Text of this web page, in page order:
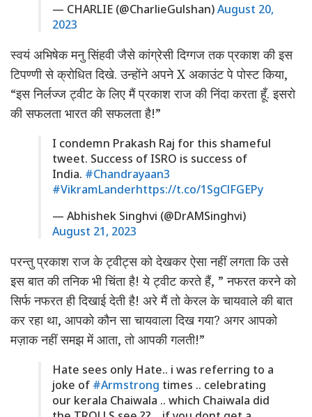
— CHARLIE (@CharlieGulshan)August 20,
2023
स्वयं अभिषेक मनु सिंहवी जैसे कांग्रेसी दिग्गज तक प्रकाश की इस
टिपण्णी से क्रोधित दिखे. उन्होंने अपने X अकाउंट पे पोस्ट किया,
“इस निर्लज्ज ट्वीट के लिए मैं प्रकाश राज की निंदा करता हूँ. इसरो
की सफलता भारत की सफलता है!”
I condemn Prakash Raj for this shameful
tweet. Success of ISRO is success of
India. #Chandrayaan3
#VikramLanderhttps://t.co/1SgClFGEPy
— Abhishek Singhvi (@DrAMSinghvi)
August 21, 2023
परन्तु प्रकाश राज के ट्वीट्स को देखकर ऐसा नहीं लगता कि उसे
इस बात की तनिक भी चिंता है! ये ट्वीट करते हैं, ” नफरत करने को
सिर्फ नफरत ही दिखाई देती है! अरे मैं तो केरल के चायवाले की बात
कर रहा था, आपको कौन सा चायवाला दिख गया? अगर आपको
मज़ाक नहीं समझ में आता, तो आपकी गलती!”
Hate sees only Hate.. i was referring to a
joke of #Armstrong times .. celebrating
our kerala Chaiwala .. which Chaiwala did